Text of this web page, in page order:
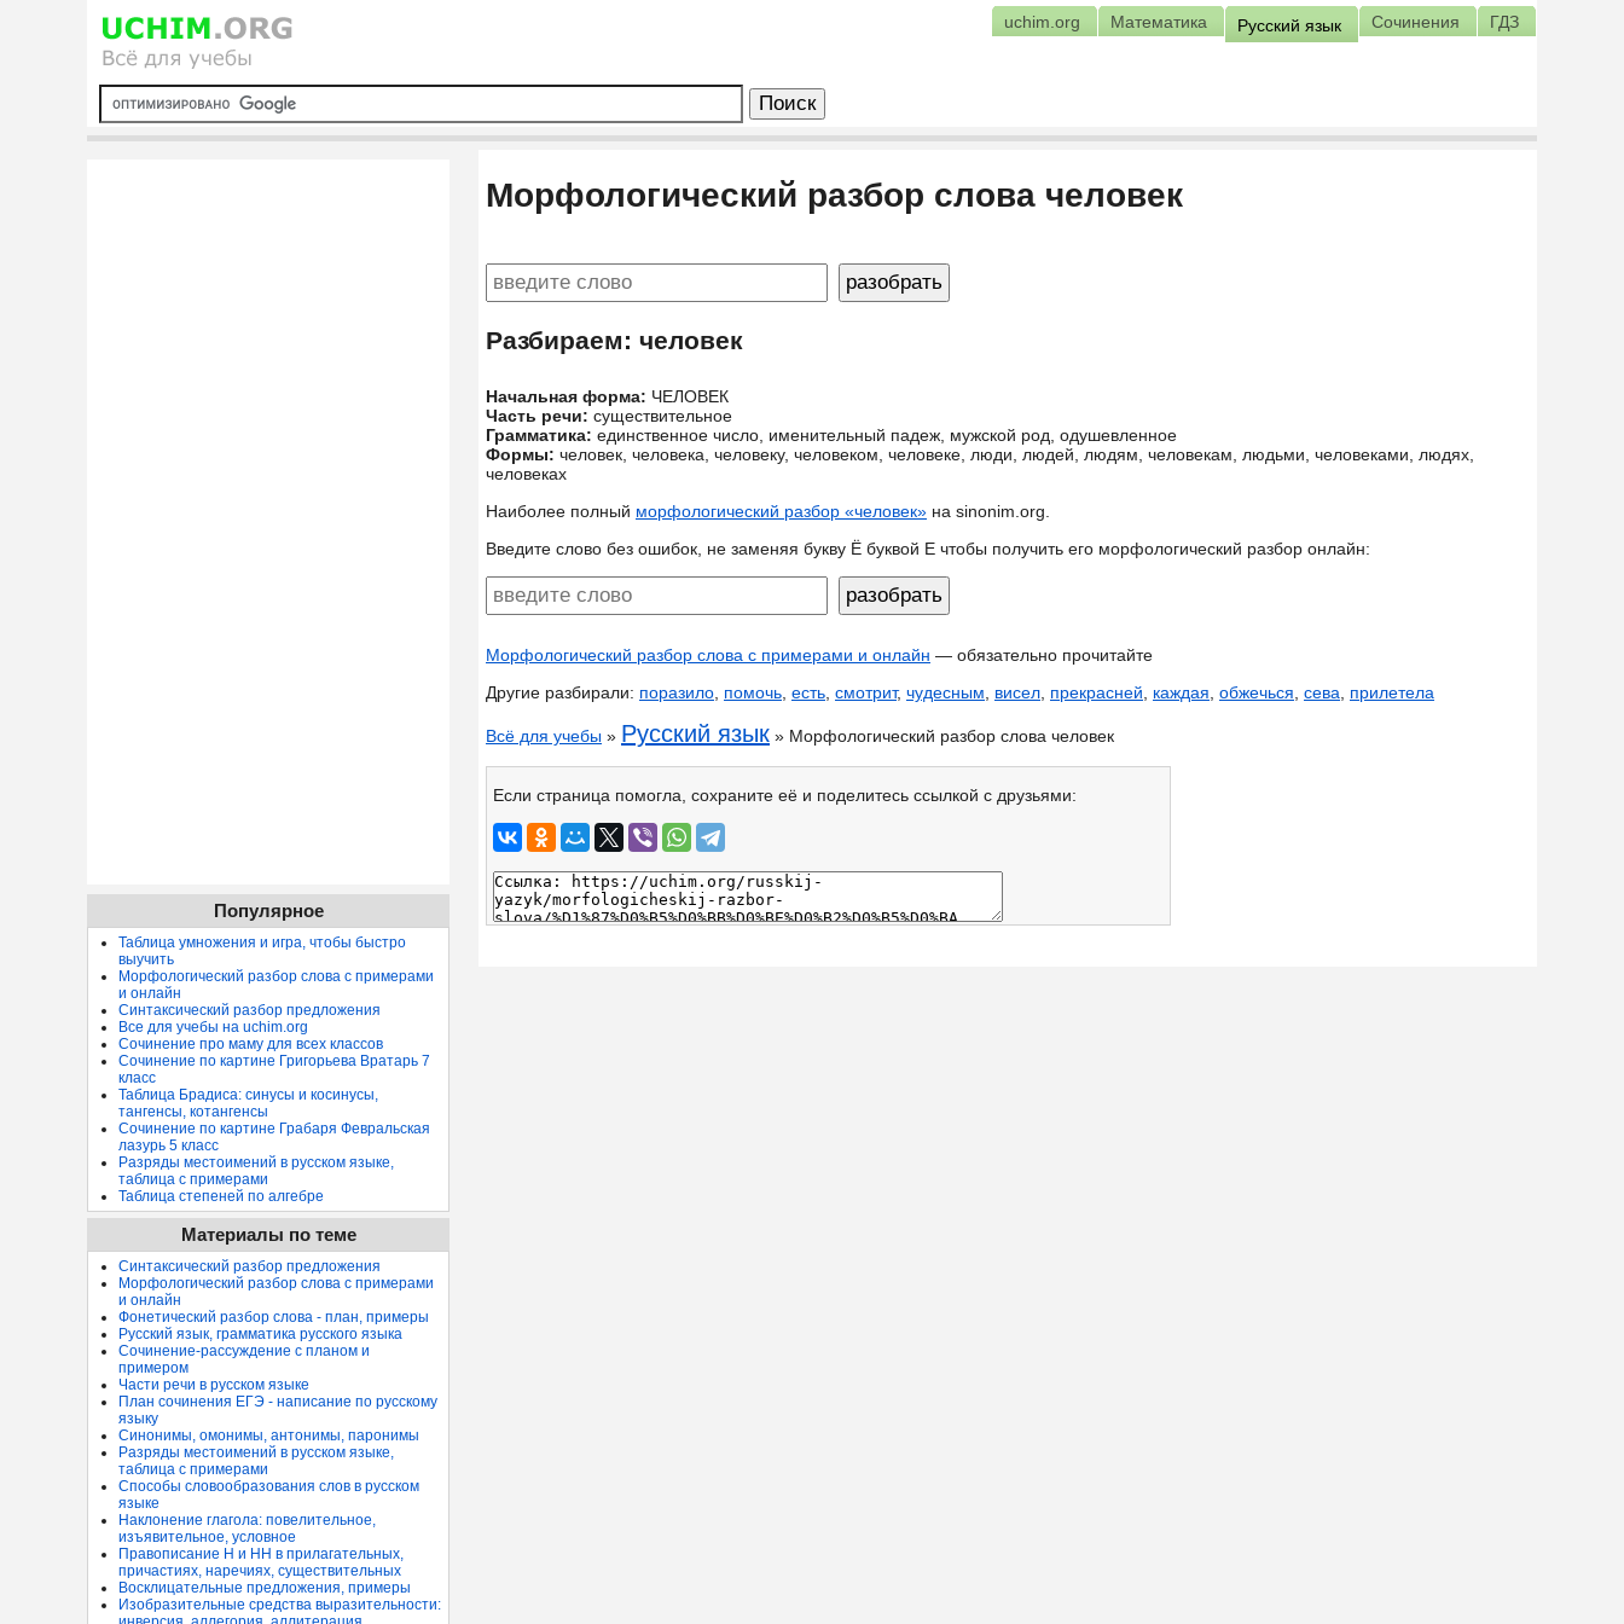
uchim.org Математика Русский язык Сочинения ГДЗ
Морфологический разбор слова человек
Разбираем: человек
Начальная форма: ЧЕЛОВЕК
Часть речи: существительное
Грамматика: единственное число, именительный падеж, мужской род, одушевленное
Формы: человек, человека, человеку, человеком, человеке, люди, людей, людям, человекам, людьми, человеками, людях,
человеках
Наиболее полный морфологический разбор «человек» на sinonim.org.
Введите слово без ошибок, не заменяя букву Ё буквой Е чтобы получить его морфологический разбор онлайн:
Морфологический разбор слова с примерами и онлайн — обязательно прочитайте
Другие разбирали: поразило помочь есть смотрит, чудесным висел прекрасней каждая обжечься сева прилетела
Всё для учебы » Русский язык » Морфологический разбор слова человек
Если страница помогла, сохраните её и поделитесь ссылкой с друзьями:
Популярное
Таблица умножения и игра, чтобы быстро
выучить
Морфологический разбор слова с примерами
и онлайн
Синтаксический разбор предложения
Все для учебы на uchim.org
Сочинение про маму для всех классов
Сочинение по картине Григорьева Вратарь 7
класс
Таблица Брадиса: синусы и косинусы,
тангенсы, котангенсы
Сочинение по картине Грабаря Февральская
лазурь 5 класс
Разряды местоимений в русском языке,
таблица с примерами
Таблица степеней по алгебре
Материалы по теме
Синтаксический разбор предложения
Морфологический разбор слова с примерами
и онлайн
Фонетический разбор слова - план, примеры
Русский язык, грамматика русского языка
Сочинение-рассуждение с планом и
примером
Части речи в русском языке
План сочинения ЕГЭ - написание по русскому
языку
Синонимы, омонимы, антонимы, паронимы
Разряды местоимений в русском языке,
таблица с примерами
Способы словообразования слов в русском
языке
Наклонение глагола: повелительное,
изъявительное, условное
Правописание Н и НН в прилагательных,
причастиях, наречиях, существительных
Восклицательные предложения, примеры
Изобразительные средства выразительности: